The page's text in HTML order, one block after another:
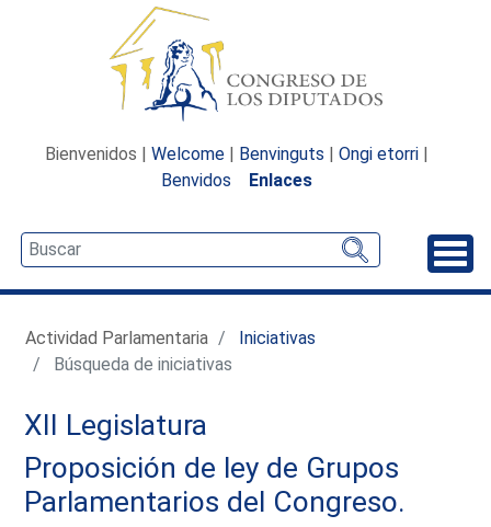
Bienvenidos | Welcome | Benvinguts | Ongi etorri |
Benvidos
Enlaces
Actividad Parlamentaria
Iniciativas
Búsqueda de iniciativas
XII Legislatura
Proposición de ley de Grupos
Parlamentarios del Congreso.